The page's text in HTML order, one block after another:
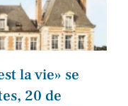
la vie» se
20 de